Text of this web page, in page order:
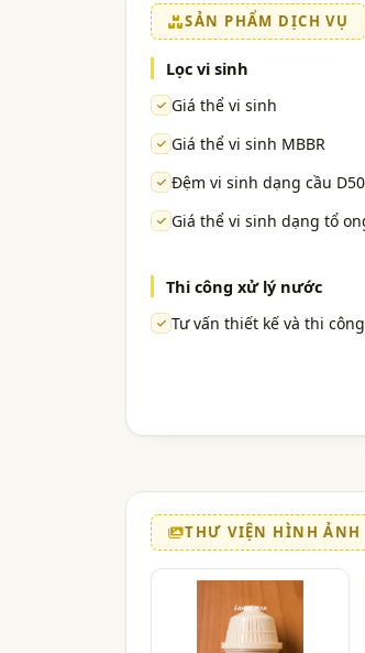
SẢN PHẨM DỊCH VỤ
Lọc vi sinh
Giá thể vi sinh
Giá thể vi sinh MBBR
Đệm vi sinh dạng cầu D50
Giá thể vi sinh dạng tổ
Thi công xử lý nước
Tư vấn thiết kế và thi
THƯ VIỆN HÌNH ẢNH